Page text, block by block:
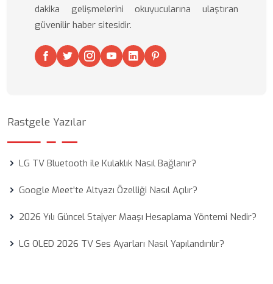
dakika gelişmelerini okuyucularına ulaştıran
güvenilir haber sitesidir.
Rastgele Yazılar
LG TV Bluetooth ile Kulaklık Nasıl Bağlanır?
Google Meet'te Altyazı Özelliği Nasıl Açılır?
2026 Yılı Güncel Stajyer Maaşı Hesaplama Yöntemi Nedir?
LG OLED 2026 TV Ses Ayarları Nasıl Yapılandırılır?